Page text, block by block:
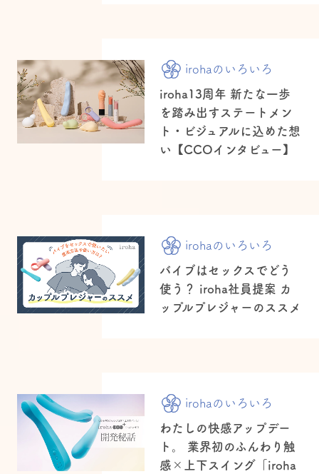
irohaのいろいろ
iroha13周年 新たな一歩
を踏み出すステートメン
ト・ビジュアルに込めた想
い【CCOインタビュー】
irohaのいろいろ
バイブはセックスでどう
使う？ iroha社員提案 カ
ップルプレジャーのススメ
irohaのいろいろ
わたしの快感アップデー
ト。 業界初のふんわり触
感×上下スイング「iroha